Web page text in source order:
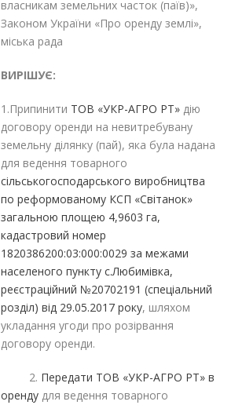
власникам земельних часток (паїв)»,
Законом України «Про оренду землі»,
міська рада
ВИРІШУЄ:
1.Припинити ТОВ «УКР-АГРО РТ» дію
договору оренди на невитребувану
земельну ділянку (пай), яка була надана
для ведення товарного
сільськогосподарського виробництва
по реформованому КСП «Світанок»
загальною площею 4,9603 га,
кадастровий номер
1820386200:03:000:0029 за межами
населеного пункту с.Любимівка,
реєстраційний №20702191 (спеціальний
розділ) від 29.05.2017 року, шляхом
укладання угоди про розірвання
договору оренди.
2. Передати ТОВ «УКР-АГРО РТ» в
оренду для ведення товарного